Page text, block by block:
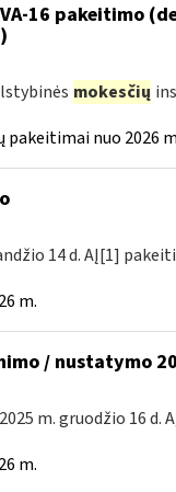
16 pakeitimo
mokesčių
pakeitimai nuo 2026
14 d. AĮ[1]
m.
/ nustatymo
m. gruodžio 16 d.
m.